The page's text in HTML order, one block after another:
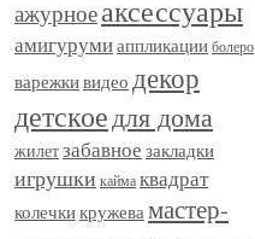
ажурноеаксессуары
амигурумиаппликацииболеро
варежкивидео декор
детскоедля дома
жилетзабавное закладки
игрушки каймаквадрат
колечкикружевамастер-